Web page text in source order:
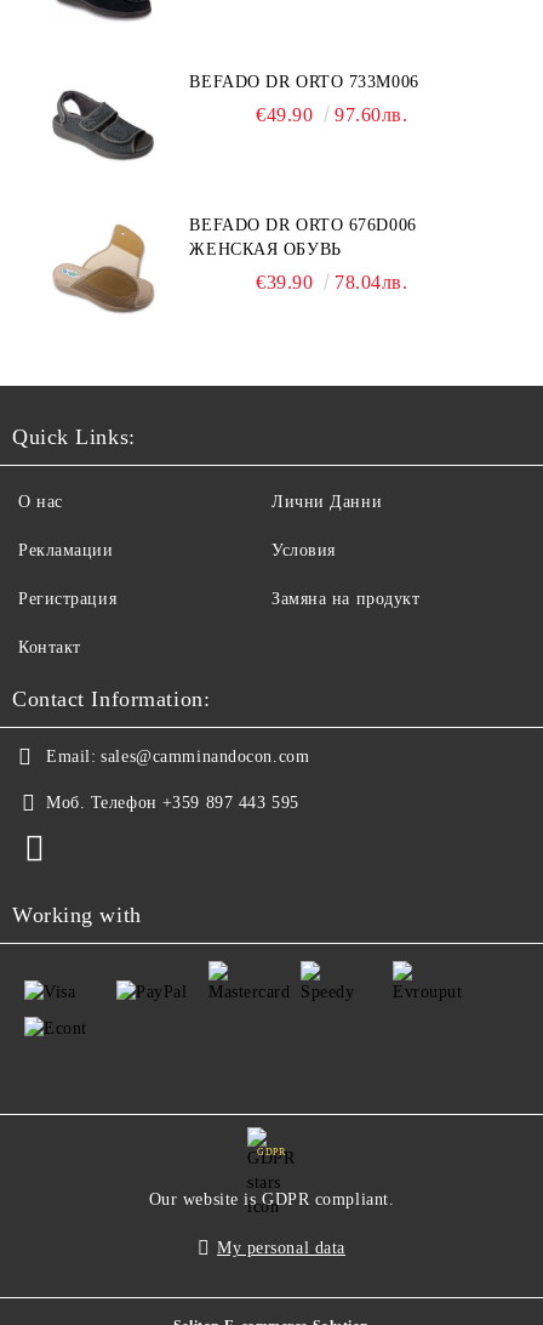
BEFADO DR ORTO 733M006
€49.90 97.60лв.
BEFADO DR ORTO 676D006
ЖЕНСКАЯ ОБУВЬ
€39.90 78.04лв.
Quick Links:
О нас
Рекламации
Регистрация
Контакт
Лични Данни
Условия
Замяна на продукт
Contact Information:
Email: sales@camminandocon.com
Моб. Телефон +359 897 443 595
Working with
GDPR
Our website is GDPR compliant.
My personal data